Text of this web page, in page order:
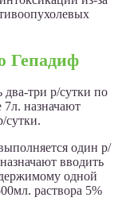
Гепадиф
три р/сутки по
7л. назначают
сутки.
один р/
вводить
одной
раствора 5%